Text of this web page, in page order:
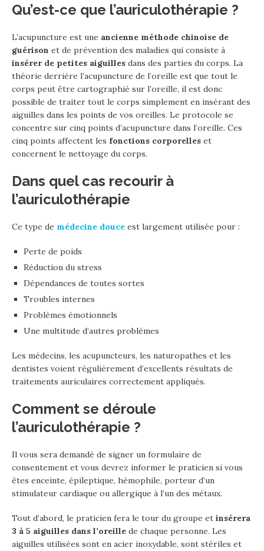
Qu’est-ce que l’auriculothérapie ?
L’acupuncture est une ancienne méthode chinoise de
guérison et de prévention des maladies qui consiste à
insérer de petites aiguilles dans des parties du corps. La
théorie derrière l’acupuncture de l’oreille est que tout le
corps peut être cartographié sur l’oreille, il est donc
possible de traiter tout le corps simplement en insérant des
aiguilles dans les points de vos oreilles. Le protocole se
concentre sur cinq points d’acupuncture dans l’oreille. Ces
cinq points affectent les fonctions corporelles et
concernent le nettoyage du corps.
Dans quel cas recourir à
l’auriculothérapie
Ce type de médecine douce est largement utilisée pour :
Perte de poids
Réduction du stress
Dépendances de toutes sortes
Troubles internes
Problèmes émotionnels
Une multitude d’autres problèmes
Les médecins, les acupuncteurs, les naturopathes et les
dentistes voient régulièrement d’excellents résultats de
traitements auriculaires correctement appliqués.
Comment se déroule
l’auriculothérapie ?
Il vous sera demandé de signer un formulaire de
consentement et vous devrez informer le praticien si vous
êtes enceinte, épileptique, hémophile, porteur d’un
stimulateur cardiaque ou allergique à l’un des métaux.
Tout d’abord, le praticien fera le tour du groupe et insérera
3 à 5 aiguilles dans l’oreille de chaque personne. Les
aiguilles utilisées sont en acier inoxydable, sont stériles et